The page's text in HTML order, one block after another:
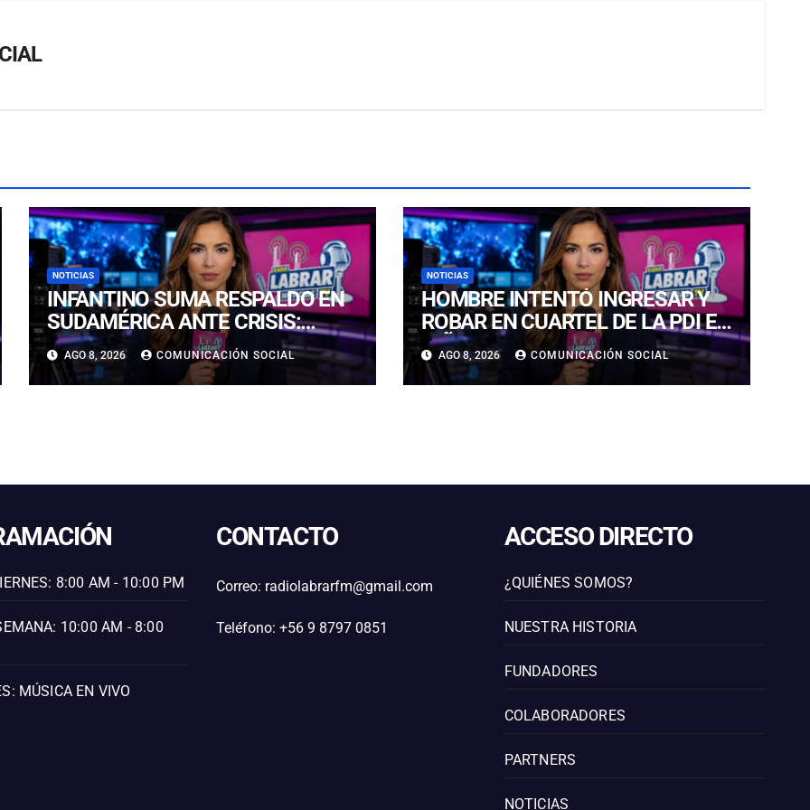
NOTICIAS
INFANTINO SUMA RESPALDO EN
SUDAMÉRICA ANTE CRISIS:
ECUADOR Y VENEZUELA SE
CUADRAN CON EL SUIZO
AGO 8, 2026 COMUNICACIÓN SOCIAL
NOTICIAS
HOMBRE INTENTÓ INGRESAR Y
ROBAR EN CUARTEL DE LA PDI EN
VIÑA DEL MAR: DETECTIVES LO
DETUVIERON
AGO 8, 2026 COMUNICACIÓN SOCIAL
8:00 AM - 10:00 PM
10:00 AM - 8:00
MÚSICA EN VIVO
CONTACTO
Correo: radiolabrarfm@gmail.com
Teléfono: +56 9 8797 0851
ACCESO DIRECTO
¿QUIÉNES SOMOS?
NUESTRA HISTORIA
FUNDADORES
COLABORADORES
PARTNERS
NOTICIAS